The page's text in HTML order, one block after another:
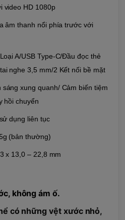
video HD 1080p
âm thanh nổi phía trước với
A/USB Type-C/Đầu đọc thẻ
nghe 3,5 mm/2 Kết nối bề mặt
xung quanh/ Cảm biến tiệm
hồi chuyển
dụng liên tục
(bản thường)
x 13,0 – 22,8 mm
không ám ố.
có những vệt xước nhỏ,